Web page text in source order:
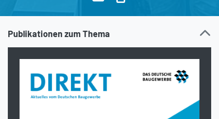
Publikationen zum Thema